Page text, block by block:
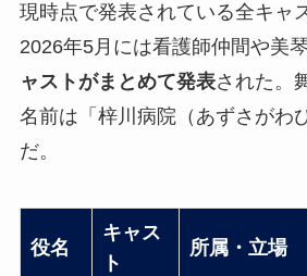
現時点で発表されている全キャ
2026年5月には看護師仲間や美
ャストがまとめて発表された。
名前は「梓川病院（あずさがわ
だ。
役名
キャス
ト
所属・立場